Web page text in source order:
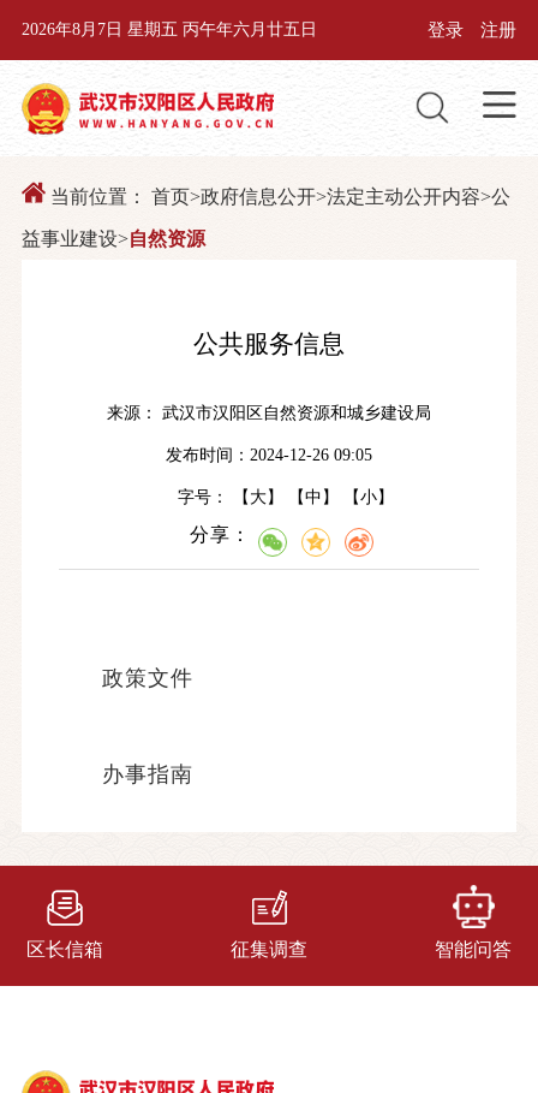
2026年8月7日 星期五 丙午年六月廿五日 登录 注册
当前位置： 首页>政府信息公开>法定主动公开内容>公
益事业建设>自然资源
公共服务信息
来源： 武汉市汉阳区自然资源和城乡建设局
发布时间：2024-12-26 09:05
字号： 【 大】 【中 】 【小】
分享：
政策文件
办事指南
区长信箱 征集调查 智能问答